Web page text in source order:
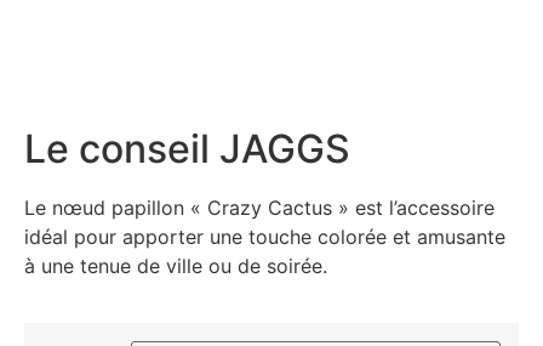
Le conseil JAGGS
Le nœud papillon « Crazy Cactus » est l’accessoire
idéal pour apporter une touche colorée et amusante
à une tenue de ville ou de soirée.